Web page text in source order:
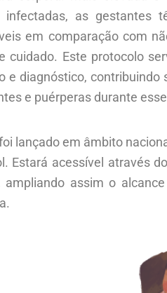
infectadas, as gestantes
em comparação com
cuidado. Este protocolo
e diagnóstico,
e puérperas durante
lançado em âmbito
Estará acessível através
ampliando assim o